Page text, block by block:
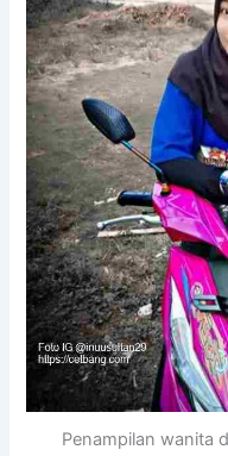
Penampilan wanita